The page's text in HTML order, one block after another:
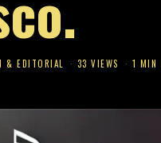
& EDITORIAL 33 VIEWS 1 MIN